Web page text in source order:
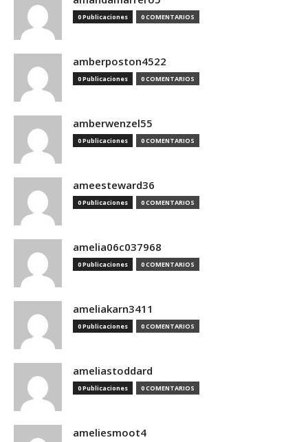
0 Publicaciones 0 COMENTARIOS
amberposton4522
0 Publicaciones 0 COMENTARIOS
amberwenzel55
0 Publicaciones 0 COMENTARIOS
ameesteward36
0 Publicaciones 0 COMENTARIOS
amelia06c037968
0 Publicaciones 0 COMENTARIOS
ameliakarn3411
0 Publicaciones 0 COMENTARIOS
ameliastoddard
0 Publicaciones 0 COMENTARIOS
ameliesmoot4